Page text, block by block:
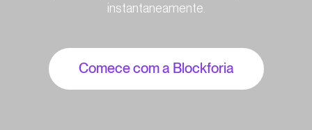
instantaneamente.
Comece com a Blockforia